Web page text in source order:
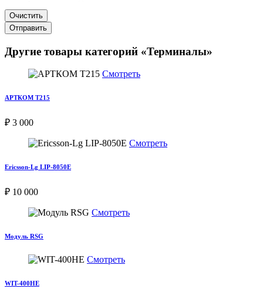
Очистить
Отправить
Другие товары категорий «Терминалы»
Смотреть
АРТКОМ Т215
₽ 3 000
Смотреть
Ericsson-Lg LIP-8050E
₽ 10 000
Смотреть
Модуль RSG
Смотреть
WIT-400HE